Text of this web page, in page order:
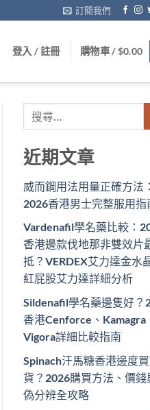
訂閱我們
登入 / 註冊 購物車 /$0.00
近期文章
威而鋼用法用量正確方法：
2026香港男士完整服用指
Vardenafil學名藥比較：
香港邊款伐地那非雙效片
抵？VERDEX艾力達金水
紅屁股艾力達詳細分析
Sildenafil學名藥邊隻好？
香港Cenforce、Kamagra
Vigora詳細比較指南
Spinach汗馬糖香港邊度
貨？2026購買方法、價錢
偽分辨全攻略